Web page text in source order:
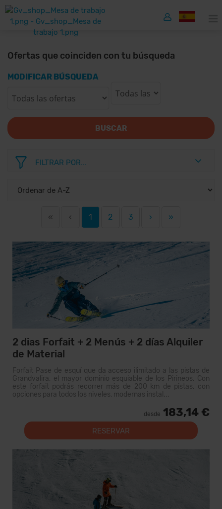
Ofertas que coinciden con tu búsqueda
MODIFICAR BÚSQUEDA
BUSCAR
FILTRAR POR...
« ‹ 1 2 3 › »
2 dias Forfait + 2 Menús + 2 días Alquiler
de Material
Forfait Pase de esquí que da acceso ilimitado a las pistas de
Grandvalira, el mayor dominio esquiable de los Pirineos. Con
este forfait podrás recorrer más de 200 km de pistas, con
opciones para todos los niveles, modernas instal...
desde 183,14 €
RESERVAR